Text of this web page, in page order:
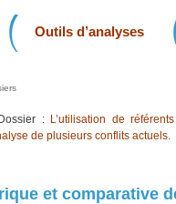
Outils d’analyses
: L’utilisation de
de plusieurs conflits actuels.
et comparative